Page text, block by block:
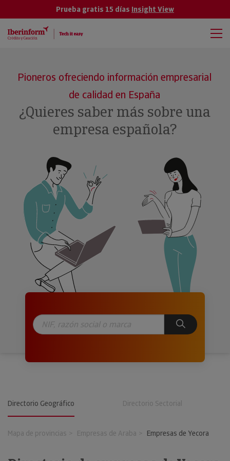
Prueba gratis 15 días Insight View
Pioneros ofreciendo información empresarial
de calidad en España
¿Quieres saber más sobre una
empresa española?
Directorio Geográfico Directorio Sectorial
Mapa de provincias Empresas de Araba Empresas de Yecora